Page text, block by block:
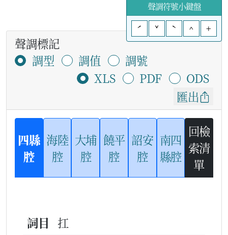
聲調符號小鍵盤
ˊ
ˇ ˋ ^ +
聲調標記
調型
調值
調號
XLS
PDF
ODS
匯出
四縣
腔
海陸
腔
大埔
腔
饒平
腔
詔安
腔
南四
縣腔
回檢
索清
單
詞目 扛